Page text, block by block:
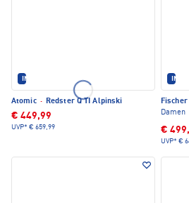
IM SET ERHÄLTLICH
Atomic · Redster Q TI Alpinski
€ 449,99
UVP* € 659,99
IM
Fischer
Damen
€
UVP* €